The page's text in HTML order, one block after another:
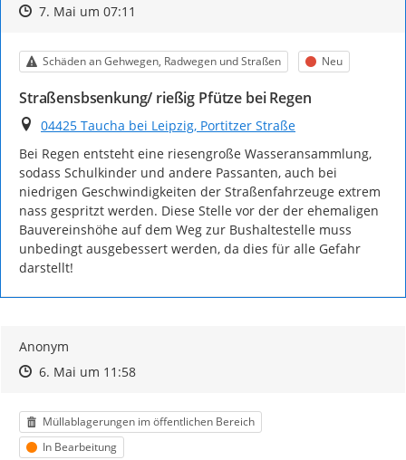
Zeitpunkt des Erstellens
Zeitpunkt des Erstellens
7. Mai um 07:11
Kategorie
Schäden an Gehwegen, Radwegen und Straßen Status
Neu
Straßensbsenkung/ rießig Pfütze bei Regen
Ort
04425 Taucha bei Leipzig, Portitzer Straße
Bei Regen entsteht eine riesengroße Wasseransammlung,
sodass Schulkinder und andere Passanten, auch bei
niedrigen Geschwindigkeiten der Straßenfahrzeuge extrem
nass gespritzt werden. Diese Stelle vor der der ehemaligen
Bauvereinshöhe auf dem Weg zur Bushaltestelle muss
unbedingt ausgebessert werden, da dies für alle Gefahr
darstellt!
Anonym
Zeitpunkt des Erstellens
Zeitpunkt des Erstellens
6. Mai um 11:58Zur Äußerung
Kategorie
Müllablagerungen im öffentlichen Bereich
Status
In Bearbeitung